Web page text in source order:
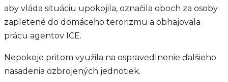
aby vláda situáciu upokojila, označila oboch za osoby
zapletené do domáceho terorizmu a obhajovala
prácu agentov ICE.
Nepokoje pritom využila na ospravedlnenie ďalšieho
nasadenia ozbrojených jednotiek.